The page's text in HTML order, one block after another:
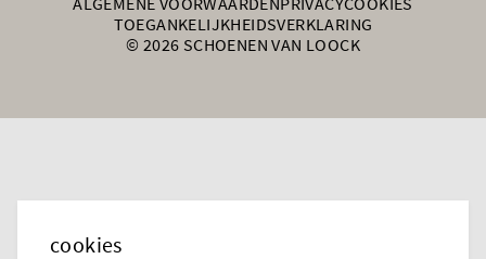
TOEGANKELIJKHEIDSVERKLARING
© 2026 SCHOENEN VAN LOOCK
cookies